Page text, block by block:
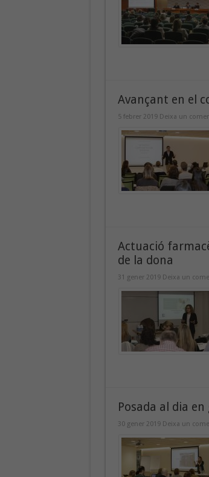
Avançant en el
5 febrer 2019 Deixa un
Actuació
de la dona
31 gener 2019 Deixa un
Posada al dia
30 gener 2019 Deixa un